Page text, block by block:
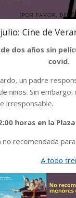
Cine de
dos años sin
covid.
un padre
niños. Sin
irresponsable.
horas en la
no recomendada
A todo